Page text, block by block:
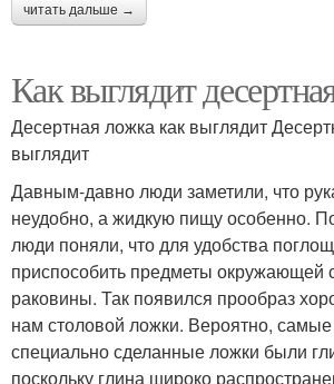
читать дальше →
Как выглядит
Десертная ложка как выглядит
выглядит
Давным-давно люди заметили, что
неудобно, а жидкую пищу особенно.
люди поняли, что для удобства
приспособить предметы окружающей
раковины. Так появился прообраз
нам столовой ложки. Вероятно,
специально сделанные ложки были
поскольку глина широко